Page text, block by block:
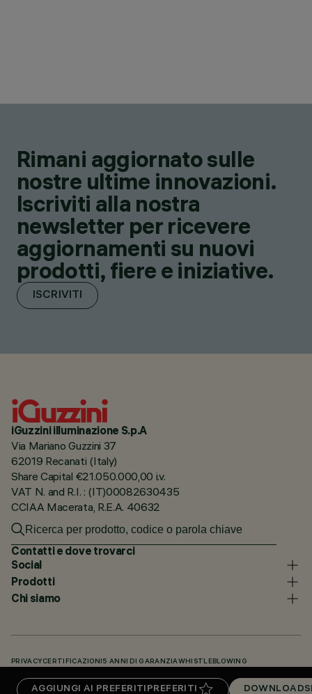
AGGIUNGI AI PREFERITI PREFERITI DOWNLOADS
Rimani aggiornato sulle
nostre ultime innovazioni.
Iscriviti alla nostra
newsletter per ricevere
aggiornamenti su nuovi
prodotti, fiere e iniziative.
ISCRIVITI
iGuzzini illuminazione S.p.A
Via Mariano Guzzini 37
62019 Recanati (Italy)
Share Capital €21.050.000,00 i.v.
VAT N. and R.I. : (IT)00082630435
CCIAA Macerata, R.E.A. 40632
Contatti e dove trovarci
Social
Prodotti
Chi siamo
PRIVACY CERTIFICAZIONI 5 ANNI DI GARANZIAWHISTLEBLOWING
KNOWLEDGE BASE (LOGIN NECESSARIO)DOWNLOADS